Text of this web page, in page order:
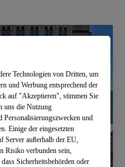
Technologien von Dritten, um
und Werbung entsprechend der
auf "Akzeptieren", stimmen Sie
uns die Nutzung
Personalisierungszwecken und
Einige der eingesetzten
Server außerhalb der EU,
Risiko verbunden sein,
Sicherheitsbehörden oder